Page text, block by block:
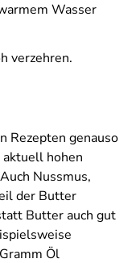
Wasser
verzehren.
Rezepten genauso
hohen
Nussmus,
der Butter
Butter auch gut
Öl